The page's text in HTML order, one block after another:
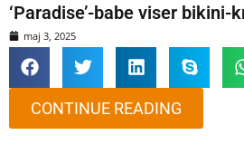
‘Paradise’-babe viser bikini-
maj 3, 2025
CONTINUE READING